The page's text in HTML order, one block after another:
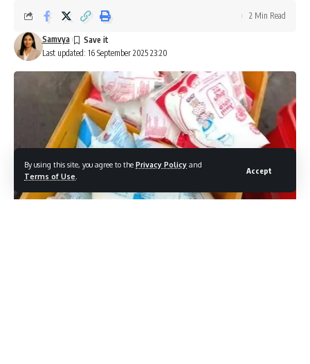
By using this site, you agree to the Privacy Policy and
Terms of Use
Accept
Last updated: 16 September 2025 23:20
Samvya
2 Min Read